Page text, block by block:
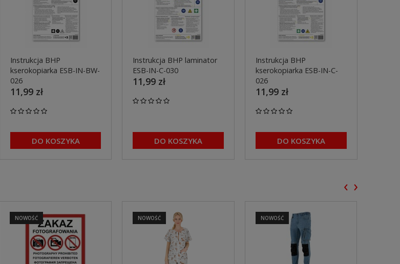
Instrukcja BHP
kserokopiarka ESB-IN-BW-
026
11,99 zł
DO KOSZYKA
Instrukcja BHP laminator
ESB-IN-C-030
11,99 zł
DO KOSZYKA
Instrukcja BHP
kserokopiarka ESB-IN-C-
026
11,99 zł
DO KOSZYKA
NOWOŚĆ NOWOŚĆ NOWOŚĆ
‹ ›